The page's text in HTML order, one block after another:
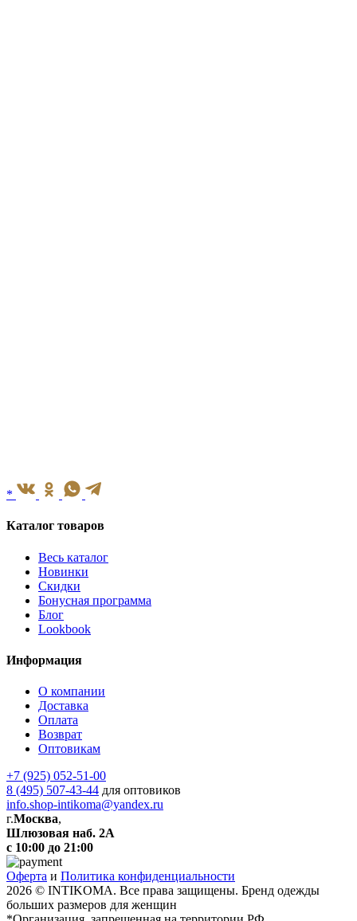
*
Каталог товаров
Весь каталог
Новинки
Скидки
Бонусная программа
Блог
Lookbook
Информация
О компании
Доставка
Оплата
Возврат
Оптовикам
+7 (925) 052-51-00
8 (495) 507-43-44 для оптовиков
info.shop-intikoma@yandex.ru
г.Москва,
Шлюзовая наб. 2А
с 10:00 до 21:00
Оферта и Политика конфиденциальности
2026 © INTIKOMA. Все права защищены. Бренд одежды
больших размеров для женщин